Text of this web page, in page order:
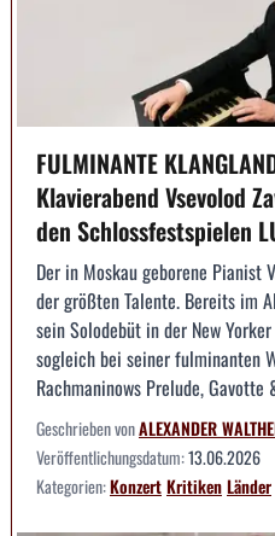
FULMINANTE
Klavierabend Vsevolod
den Schlossfestspielen
Der in Moskau geborene Pianist
der größten Talente. Bereits im
sein Solodebüt in der New
sogleich bei seiner fulminanten
Rachmaninows Prelude, Gavotte
Geschrieben vonALEXANDER
Veröffentlichungsdatum:13.06.2026
Kategorien:KonzertKritikenLänder